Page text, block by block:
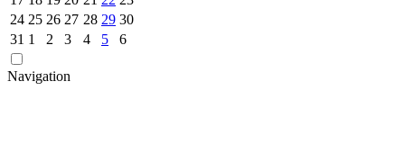
24 25 26 27 28 29 30
31 1 2 3 4 5 6
Navigation